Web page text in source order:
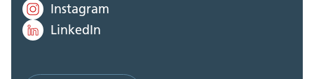
Instagram
LinkedIn